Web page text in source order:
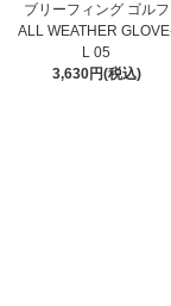
ブリーフィング ゴルフ
ALL WEATHER
L 05
3,630円(税込)